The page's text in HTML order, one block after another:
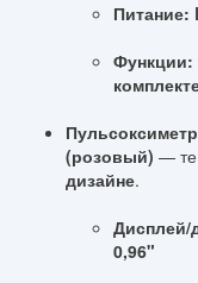
Питание:
Функции:
(розовый) — те
дизайне.
Дисплей/
0,96"